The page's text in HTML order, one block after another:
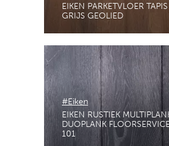
EIKEN PARKETVLOER
GRIJS GEOLIED
#Eiken
EIKEN RUSTIEK
DUOPLANK
101